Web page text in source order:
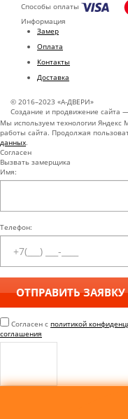
Способы оплаты
Информация
Замер
Оплата
Контакты
Доставка
© 2016–2023 «А-ДВЕРИ»
Создание и продвижение сайта
Мы используем технологии Яндекс
работы сайта. Продолжая
данных.
Согласен
Вызвать замерщика
Имя:
Телефон:
Согласен с политикой
соглашения